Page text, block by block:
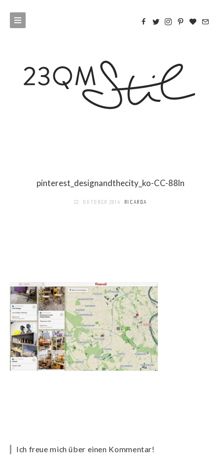
pinterest_designandthecity_ko-CC-88ln
22. OKTOBER 2014 RICARDA
Ich freue mich über einen Kommentar!